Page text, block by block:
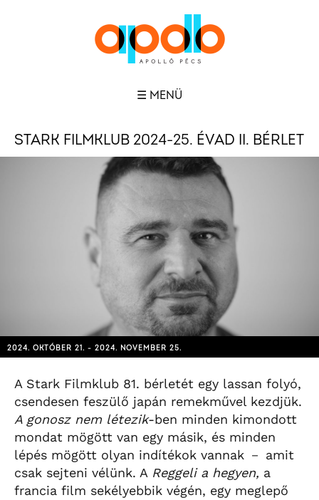
☰ MENÜ
STARK FILMKLUB 2024-25. ÉVAD II. BÉRLET
2024. OKTÓBER 21. - 2024. NOVEMBER 25.
A Stark Filmklub 81. bérletét egy lassan folyó,
csendesen feszülő japán remekművel kezdjük.
A gonosz nem létezik-ben minden kimondott
mondat mögött van egy másik, és minden
lépés mögött olyan indítékok vannak － amit
csak sejteni vélünk. A Reggeli a hegyen, a
francia film sekélyebbik végén, egy meglepő